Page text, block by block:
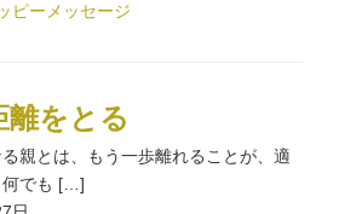
ピーメッセージ
離をとる
親とは、もう一歩離れることが、適
何でも […]